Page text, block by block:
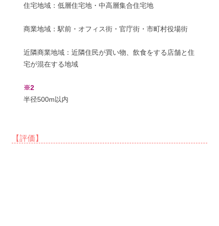
住宅地域：低層住宅地・中高層集合住宅地
商業地域：駅前・オフィス街・官庁街・市町村役場街
近隣商業地域：近隣住民が買い物、飲食をする店舗と住
宅が混在する地域
※2
半径500m以内
【評価】